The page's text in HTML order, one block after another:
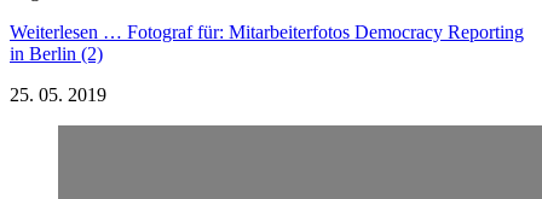
Weiterlesen … Fotograf für: Mitarbeiterfotos Democracy Reporting
in Berlin (2)
25. 05. 2019